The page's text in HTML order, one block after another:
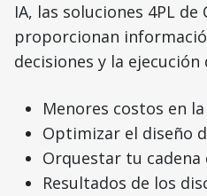
IA, las soluciones 4PL de
proporcionan
decisiones y la ejecución
Menores costos en
Optimizar el diseño
Orquestar tu
Resultados de los